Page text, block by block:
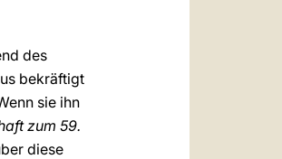
des
bekräftigt
sie ihn
zum 59.
diese